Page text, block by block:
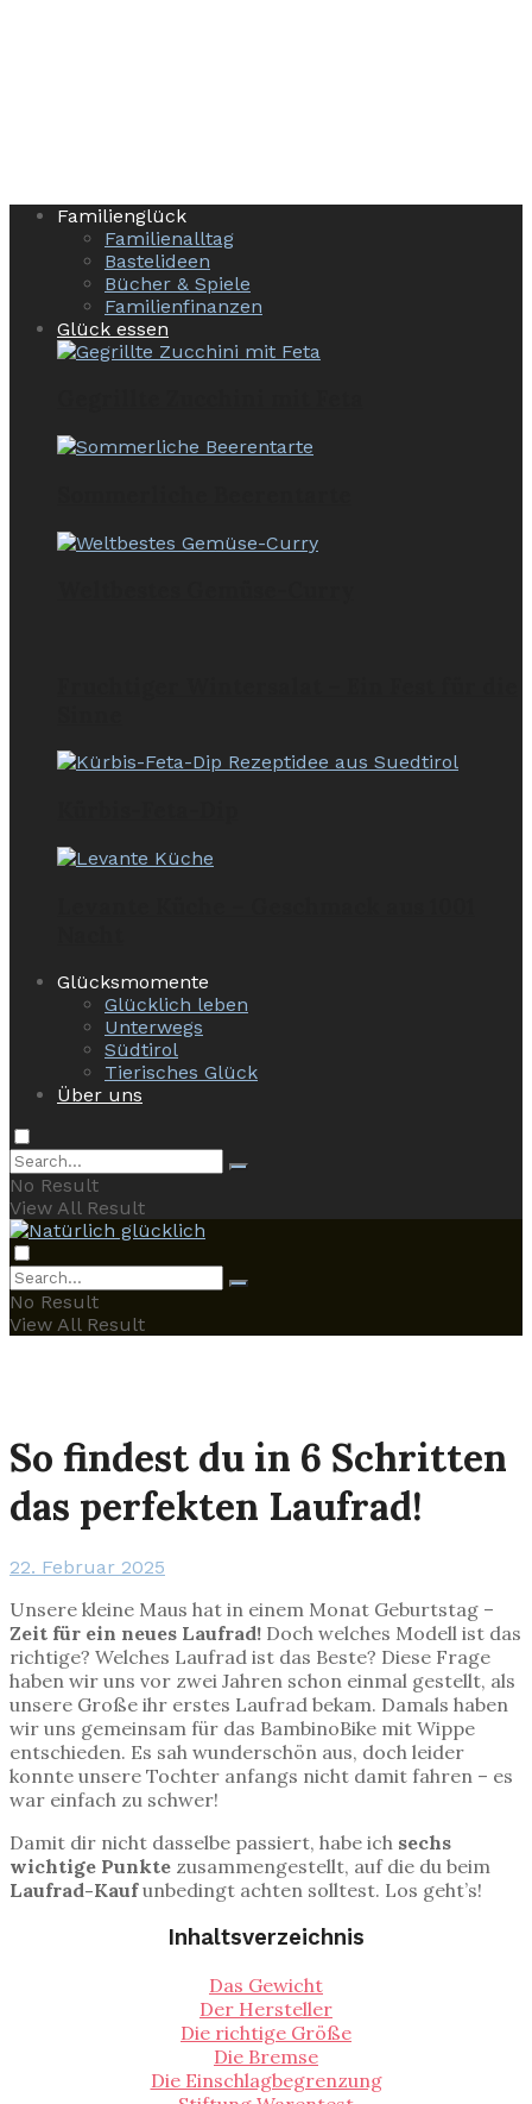
Familienglück
Familienalltag
Bastelideen
Bücher & Spiele
Familienfinanzen
Glück essen
Glücksmomente
Glücklich leben
Unterwegs
Südtirol
Tierisches Glück
Über uns
No Result
View All Result
No Result
View All Result
So findest du in 6 Schritten
das perfekten Laufrad!
22. Februar 2025
Unsere kleine Maus hat in einem Monat Geburtstag –
Zeit für ein neues Laufrad! Doch welches Modell ist das
richtige? Welches Laufrad ist das Beste? Diese Frage
haben wir uns vor zwei Jahren schon einmal gestellt, als
unsere Große ihr erstes Laufrad bekam. Damals haben
wir uns gemeinsam für das BambinoBike mit Wippe
entschieden. Es sah wunderschön aus, doch leider
konnte unsere Tochter anfangs nicht damit fahren – es
war einfach zu schwer!
Damit dir nicht dasselbe passiert, habe ich sechs
wichtige Punkte zusammengestellt, auf die du beim
Laufrad-Kaufunbedingt achten solltest. Los geht’s!
Inhaltsverzeichnis
Das Gewicht
Der Hersteller
Die richtige Größe
Die Bremse
Die Einschlagbegrenzung